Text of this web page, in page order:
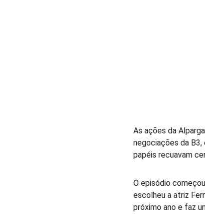
As ações da
negociações da
papéis recuavam
O episódio
escolheu a atriz
próximo ano e faz